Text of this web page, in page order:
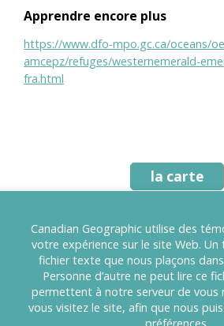
Apprendre encore plus
https://www.dfo-mpo.gc.ca/oceans/
amcepz/refuges/westernemerald-
fra.html
la carte
Aires protégées au
Canadian Geographic utilise des
votre expérience sur le site Web.
fichier texte que nous plaçons
Personne d’autre ne peut lire ce
permettent à notre serveur de vous
vous visitez le site, afin que nous